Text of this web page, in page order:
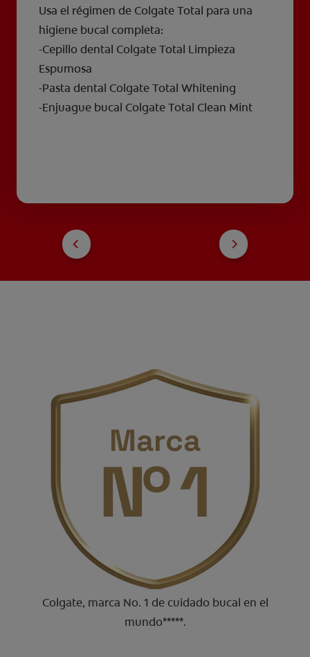
Usa el régimen de Colgate Total para una
higiene bucal completa:
-Cepillo dental Colgate Total Limpieza
Espumosa
-Pasta dental Colgate Total Whitening
-Enjuague bucal Colgate Total Clean Mint
Colgate, marca No. 1 de cuidado bucal en el
mundo*****.